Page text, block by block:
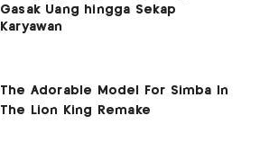
Gasak Uang hingga Sekap
Karyawan